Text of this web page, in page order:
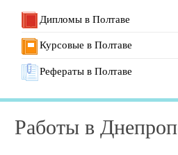
Дипломы в Полтаве
Курсовые в Полтаве
Рефераты в Полтаве
Работы в